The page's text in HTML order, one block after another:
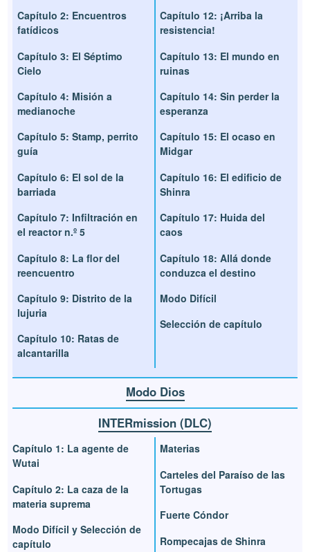
Capítulo 2: Encuentros
fatídicos
Capítulo 3: El Séptimo
Cielo
Capítulo 4: Misión a
medianoche
Capítulo 5: Stamp, perrito
guía
Capítulo 6: El sol de la
barriada
Capítulo 7: Infiltración en
el reactor n.º 5
Capítulo 8: La flor del
reencuentro
Capítulo 9: Distrito de la
lujuria
Capítulo 10: Ratas de
alcantarilla
Capítulo 12: ¡Arriba la
resistencia!
Capítulo 13: El mundo en
ruinas
Capítulo 14: Sin perder la
esperanza
Capítulo 15: El ocaso en
Midgar
Capítulo 16: El edificio de
Shinra
Capítulo 17: Huida del
caos
Capítulo 18: Allá donde
conduzca el destino
Modo Difícil
Selección de capítulo
Modo Dios
INTERmission (DLC)
Capítulo 1: La agente de
Wutai
Capítulo 2: La caza de la
materia suprema
Modo Difícil y Selección de
capítulo
Materias
Carteles del Paraíso de las
Tortugas
Fuerte Cóndor
Rompecajas de Shinra